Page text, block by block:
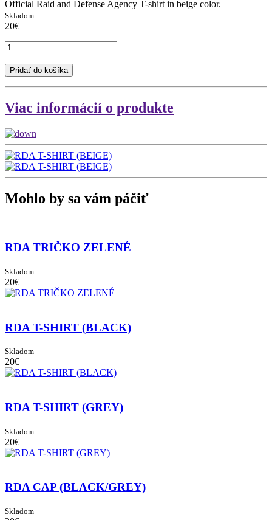
Official Raid and Defense Agency T-shirt in beige color.
Skladom
20€
Pridať do košíka
Viac informácií o produkte
Mohlo by sa vám páčiť
RDA TRIČKO ZELENÉ
Skladom
20€
RDA T-SHIRT (BLACK)
Skladom
20€
RDA T-SHIRT (GREY)
Skladom
20€
RDA CAP (BLACK/GREY)
Skladom